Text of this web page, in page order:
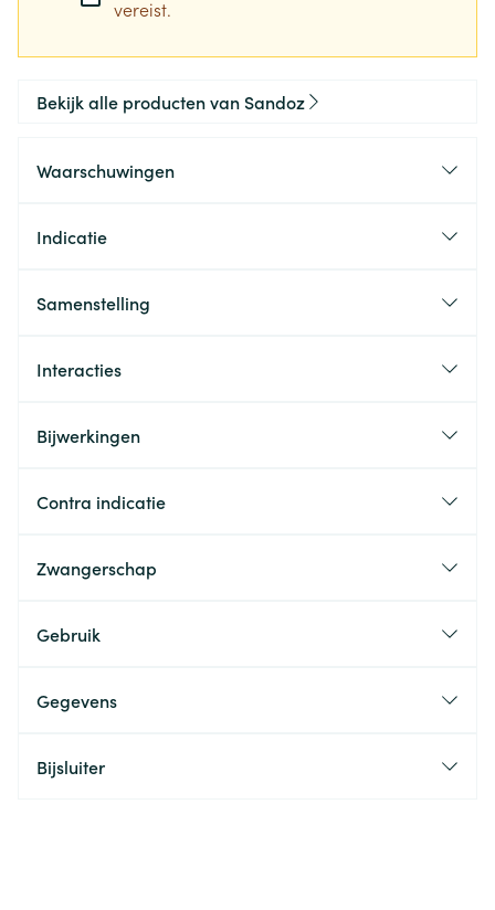
vereist.
Bekijk alle producten van Sandoz
Waarschuwingen
Indicatie
Samenstelling
Interacties
Bijwerkingen
Contra indicatie
Zwangerschap
Gebruik
Gegevens
Bijsluiter